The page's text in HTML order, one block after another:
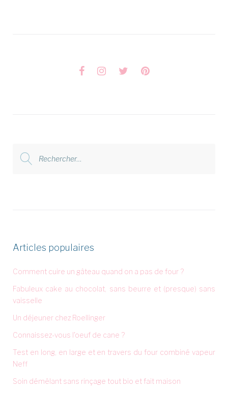
Articles populaires
Comment cuire un gâteau quand on a pas de four ?
Fabuleux cake au chocolat, sans beurre et (presque) sans
vaisselle
Un déjeuner chez Roellinger
Connaissez-vous l'oeuf de cane ?
Test en long, en large et en travers du four combiné vapeur
Neff
Soin démêlant sans rinçage tout bio et fait maison